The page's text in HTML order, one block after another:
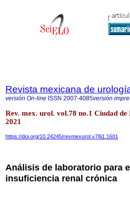
Revista mexicana de
versión On-line ISSN 2007-4085versión
Rev. mex. urol. vol.78 no.1 Ciudad
2021
https://doi.org/10.24245/revmexurol.v78i1.1601
Análisis de laboratorio para
insuficiencia renal crónica